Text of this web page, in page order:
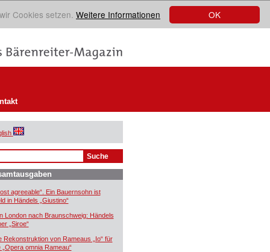
OK
Cookies setzen. Weitere Informationen
agreeable“. Ein Bauernsohn ist
in Händels „Giustino“
London nach Braunschweig: Händels
„Siroe“
Rekonstruktion von Rameaus „Io“ für
„Opera omnia Rameau“